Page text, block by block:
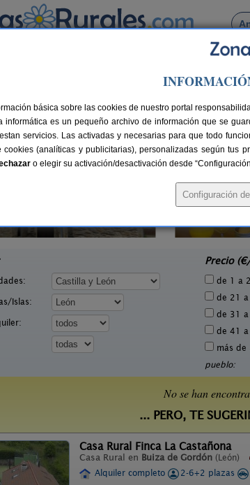
Busca por pueblo
Rurales cerca de Rodiezmo
Casa
Islas:
Precio
de 1 a
de 21
de 31
de 41
más de
pueblo:
No se han
... PERO, TE
Casa Rural Finca La Castañona
Casa Rural en Buiza de Gordón (León)
Alquiler completo
2-6+2 plazas
básica sobre las cookies de nuestro portal
informática es un pequeño archivo de información que se
servicios. Las activadas y necesarias para que todo
cookies (analíticas y publicitarias), personalizadas según tus
o elegir su activación/desactivación desde